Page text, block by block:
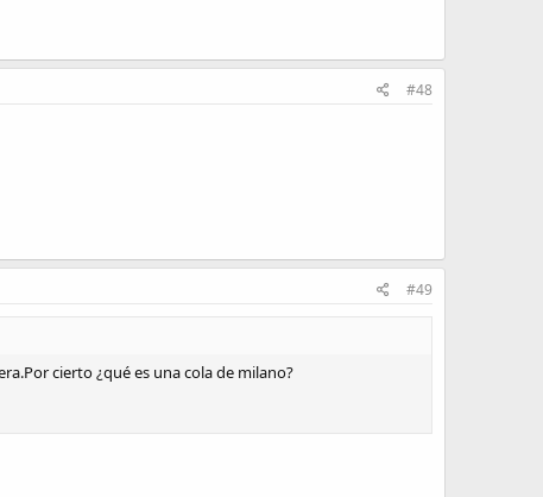
#48
#49
cierto ¿qué es una cola de milano?